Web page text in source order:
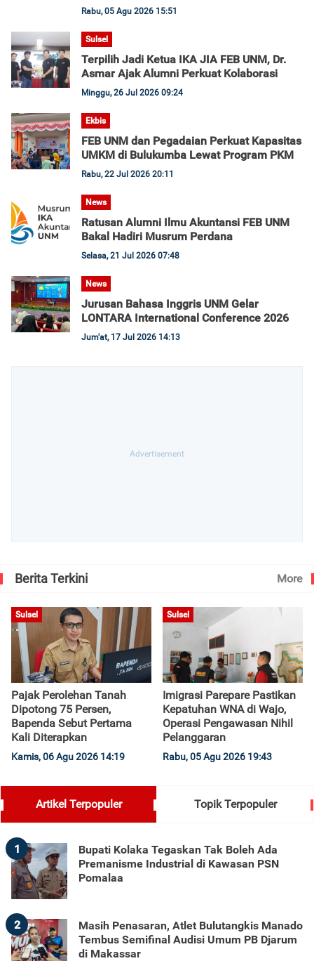
Rabu, 05 Agu 2026 15:51
Sulsel
Terpilih Jadi Ketua IKA JIA FEB UNM, Dr.
Asmar Ajak Alumni Perkuat Kolaborasi
Minggu, 26 Jul 2026 09:24
Ekbis
FEB UNM dan Pegadaian Perkuat Kapasitas
UMKM di Bulukumba Lewat Program PKM
Rabu, 22 Jul 2026 20:11
News
Ratusan Alumni Ilmu Akuntansi FEB UNM
Bakal Hadiri Musrum Perdana
Selasa, 21 Jul 2026 07:48
News
Jurusan Bahasa Inggris UNM Gelar
LONTARA International Conference 2026
Jum'at, 17 Jul 2026 14:13
Berita Terkini More
Sulsel
Pajak Perolehan Tanah
Dipotong 75 Persen,
Bapenda Sebut Pertama
Kali Diterapkan
Kamis, 06 Agu 2026 14:19
Sulsel
Imigrasi Parepare Pastikan
Kepatuhan WNA di Wajo,
Operasi Pengawasan Nihil
Pelanggaran
Rabu, 05 Agu 2026 19:43
Artikel Terpopuler Topik Terpopuler
1
Bupati Kolaka Tegaskan Tak Boleh Ada
Premanisme Industrial di Kawasan PSN
Pomalaa
2
Masih Penasaran, Atlet Bulutangkis Manado
Tembus Semifinal Audisi Umum PB Djarum
di Makassar